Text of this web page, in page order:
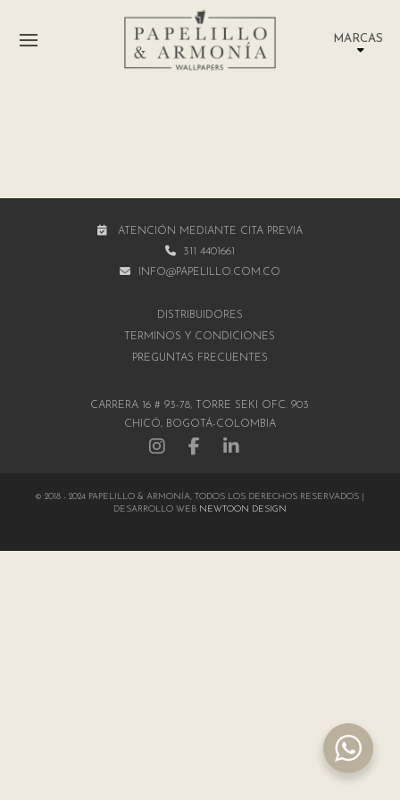
MARCAS
ATENCIÓN MEDIANTE CITA PREVIA
311 4401661
INFO@PAPELILLO.COM.CO
DISTRIBUIDORES
TÉRMINOS Y CONDICIONES
PREGUNTAS FRECUENTES
CARRERA 16 # 93-78, TORRE SEKI OFC. 903
CHICÓ, BOGOTÁ-COLOMBIA
© 2018 - 2024 PAPELILLO & ARMONÍA, TODOS LOS DERECHOS RESERVADOS |
DESARROLLO WEB NEWTOON DESIGN